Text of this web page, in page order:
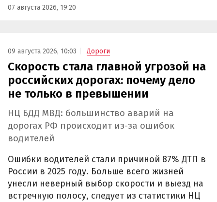
07 августа 2026, 19:20
09 августа 2026, 10:03 Дороги
Скорость стала главной угрозой на
российских дорогах: почему дело
не только в превышении
НЦ БДД МВД: большинство аварий на
дорогах РФ происходит из-за ошибок
водителей
Ошибки водителей стали причиной 87% ДТП в
России в 2025 году. Больше всего жизней
унесли неверный выбор скорости и выезд на
встречную полосу, следует из статистики НЦ